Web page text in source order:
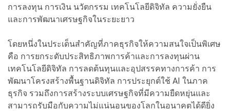
การลงทุน การเงิน นวัตกรรม เทคโนโลยีดิจิทัล ความยั่งยืน
และการพัฒนาเศรษฐกิจในระยะยาว
โดยหนึ่งในประเด็นสำคัญที่ภาคธุรกิจให้ความสนใจเป็นพิเศษ
คือ การยกระดับประสิทธิภาพการค้าและการลงทุนผ่าน
เทคโนโลยีดิจิทัล การลดต้นทุนและอุปสรรคทางการค้า การ
พัฒนาโครงสร้างพื้นฐานดิจิทัล การประยุกต์ใช้ AI ในภาค
ธุรกิจ รวมถึงการสร้างระบบเศรษฐกิจที่มีความยืดหยุ่นและ
สามารถรับมือกับความไม่แน่นอนของโลกในอนาคตได้ดียิ่ง